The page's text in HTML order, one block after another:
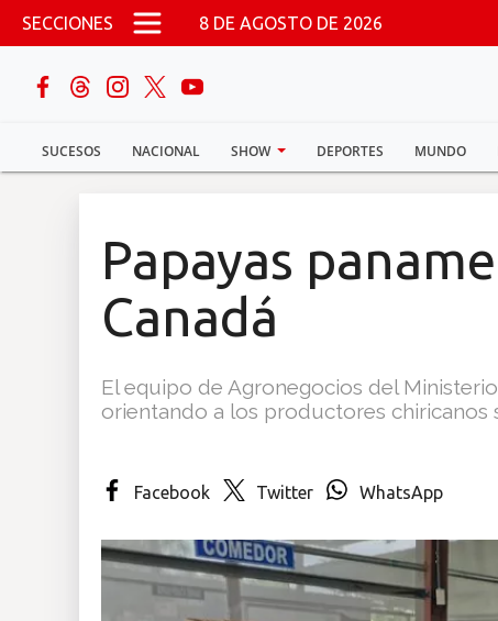
Pasar al contenido principal
SECCIONES 8 DE AGOSTO DE 2026
SUCESOS NACIONAL SHOW DEPORTES MUNDO
buscar
Sucesos
Papayas
Canadá
El equipo de Agronegocios del
orientando a los productores
Facebook Twitter WhatsApp